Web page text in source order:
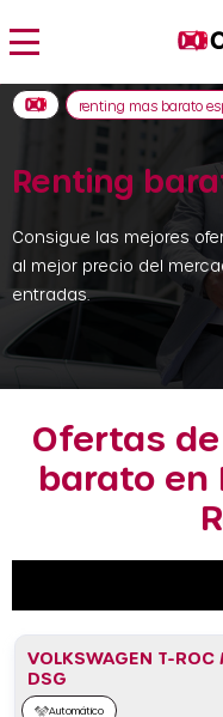
Renting
Consigue las mejores
al mejor precio del
entradas.
renting mas barato
Ofertas
barato en
VOLKSWAGEN T-ROC
DSG
Automático